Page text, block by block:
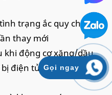
trạng ắc quy chuyển
thay mới
khi động cơ xăng/dầu
điện tử hoạt động yếu
Gọi ngay